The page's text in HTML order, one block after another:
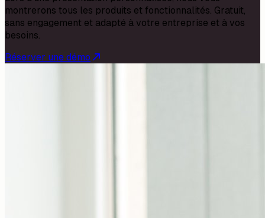
montrerons tous les produits et fonctionnalités. Gratuit,
sans engagement et adapté à votre entreprise et à vos
besoins.
Réserver une démo